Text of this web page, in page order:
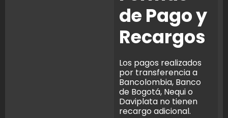
de Pago y
Recargos
Los pagos realizados
por transferencia a
Bancolombia, Banco
de Bogotá, Nequi o
Daviplata no tienen
recargo adicional.